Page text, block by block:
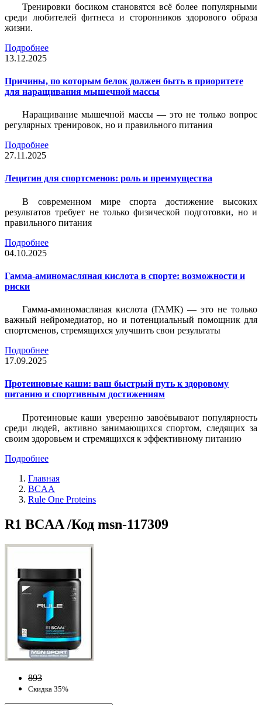
Тренировки босиком становятся всё более популярными
среди любителей фитнеса и сторонников здорового образа
жизни.
Подробнее
13.12.2025
Причины, по которым белок должен быть в приоритете
для наращивания мышечной массы
Наращивание мышечной массы — это не только вопрос
регулярных тренировок, но и правильного питания
Подробнее
27.11.2025
Лецитин для спортсменов: роль и преимущества
В современном мире спорта достижение высоких
результатов требует не только физической подготовки, но и
правильного питания
Подробнее
04.10.2025
Гамма-аминомасляная кислота в спорте: возможности и
риски
Гамма-аминомасляная кислота (ГАМК) — это не только
важный нейромедиатор, но и потенциальный помощник для
спортсменов, стремящихся улучшить свои результаты
Подробнее
17.09.2025
Протеиновые каши: ваш быстрый путь к здоровому
питанию и спортивным достижениям
Протеиновые каши уверенно завоёвывают популярность
среди людей, активно занимающихся спортом, следящих за
своим здоровьем и стремящихся к эффективному питанию
Подробнее
Главная
BCAA
Rule One Proteins
R1 BCAA /Код msn-117309
893
Скидка 35%